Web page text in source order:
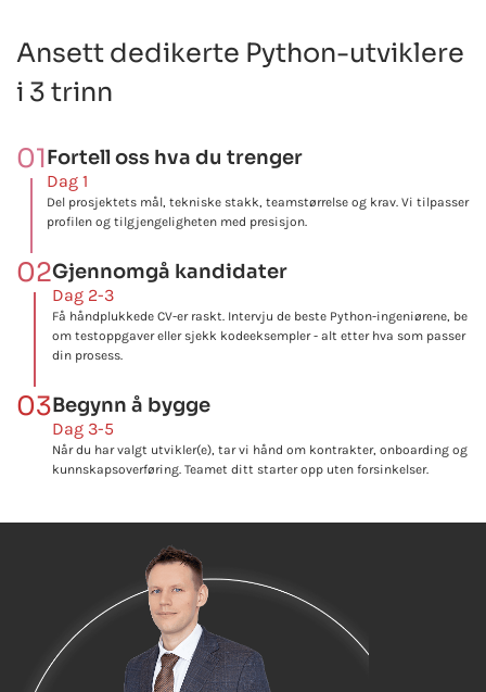
Ansett dedikerte Python-utviklere
i 3 trinn
01Fortell oss hva du trenger
Dag 1
Del prosjektets mål, tekniske stakk, teamstørrelse og krav. Vi tilpasser
profilen og tilgjengeligheten med presisjon.
02Gjennomgå kandidater
Dag 2-3
Få håndplukkede CV-er raskt. Intervju de beste Python-ingeniørene, be
om testoppgaver eller sjekk kodeeksempler - alt etter hva som passer
din prosess.
03Begynn å bygge
Dag 3-5
Når du har valgt utvikler(e), tar vi hånd om kontrakter, onboarding og
kunnskapsoverføring. Teamet ditt starter opp uten forsinkelser.